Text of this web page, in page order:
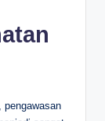
pengawasan